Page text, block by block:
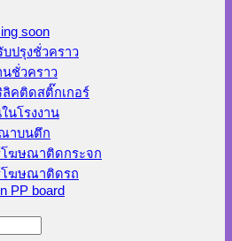
soon
ปรุงชั่วคราว
ชั่วคราว
ลิคติดสติ๊กเกอร์
นโรงงาน
าบนตึก
โฆษณาติดกระจก
โฆษณาติดรถ
PP board